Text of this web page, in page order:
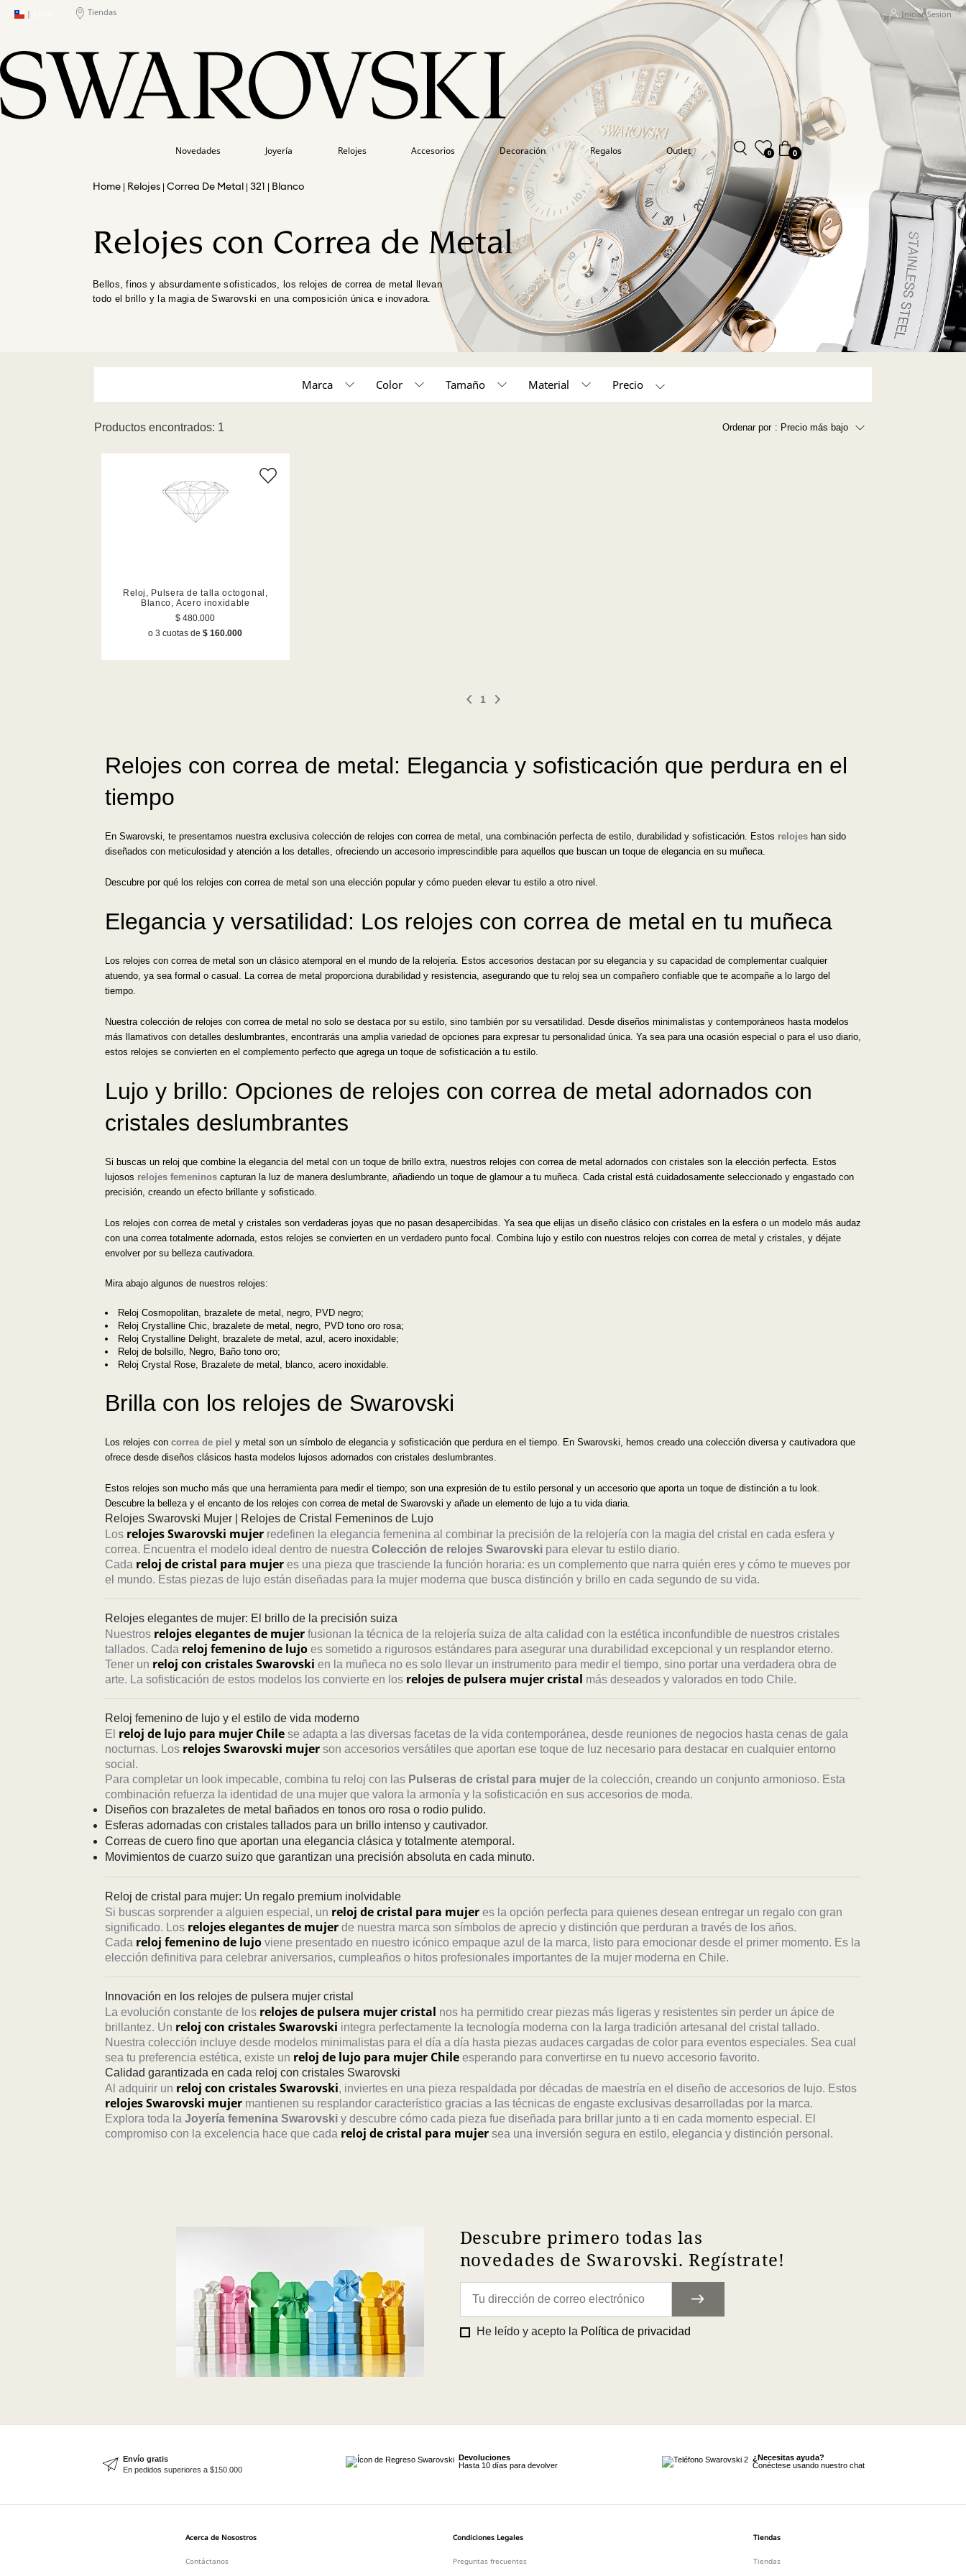
| Tiendas Iniciar Sesión
Novedades Joyería Relojes Accesorios Decoración Regalos Outlet 0 0
Relojes Correa De Metal 321 Blanco
Relojes con Correa de Metal
Bellos, finos y absurdamente sofisticados, los relojes de correa de metal llevan
todo el brillo y la magia de Swarovski en una composición única e inovadora.
Marca
Swarovski (1)
Color Tamaño Material
450,000 - 550,000 (1)
Productos encontrados: 1 Ordenar por : Precio más bajo
Reloj, Pulsera de talla octogonal,
Blanco, Acero inoxidable
$ 480.000
o 3 cuotas de$ 160.000
1
Relojes con correa de metal: Elegancia y sofisticación que perdura en el
tiempo
En Swarovski, te presentamos nuestra exclusiva colección de relojes con correa de metal, una combinación perfecta de estilo, durabilidad y sofisticación. Estos relojeshan sido
diseñados con meticulosidad y atención a los detalles, ofreciendo un accesorio imprescindible para aquellos que buscan un toque de elegancia en su muñeca.
Descubre por qué los relojes con correa de metal son una elección popular y cómo pueden elevar tu estilo a otro nivel.
Elegancia y versatilidad: Los relojes con correa de metal en tu muñeca
Los relojes con correa de metal son un clásico atemporal en el mundo de la relojería. Estos accesorios destacan por su elegancia y su capacidad de complementar cualquier
atuendo, ya sea formal o casual. La correa de metal proporciona durabilidad y resistencia, asegurando que tu reloj sea un compañero confiable que te acompañe a lo largo del
tiempo.
Nuestra colección de relojes con correa de metal no solo se destaca por su estilo, sino también por su versatilidad. Desde diseños minimalistas y contemporáneos hasta modelos
más llamativos con detalles deslumbrantes, encontrarás una amplia variedad de opciones para expresar tu personalidad única. Ya sea para una ocasión especial o para el uso diario,
estos relojes se convierten en el complemento perfecto que agrega un toque de sofisticación a tu estilo.
Lujo y brillo: Opciones de relojes con correa de metal adornados con
cristales deslumbrantes
Si buscas un reloj que combine la elegancia del metal con un toque de brillo extra, nuestros relojes con correa de metal adornados con cristales son la elección perfecta. Estos
lujosos relojes femeninoscapturan la luz de manera deslumbrante, añadiendo un toque de glamour a tu muñeca. Cada cristal está cuidadosamente seleccionado y engastado con
precisión, creando un efecto brillante y sofisticado.
Los relojes con correa de metal y cristales son verdaderas joyas que no pasan desapercibidas. Ya sea que elijas un diseño clásico con cristales en la esfera o un modelo más audaz
con una correa totalmente adornada, estos relojes se convierten en un verdadero punto focal. Combina lujo y estilo con nuestros relojes con correa de metal y cristales, y déjate
envolver por su belleza cautivadora.
Mira abajo algunos de nuestros relojes:
Reloj Cosmopolitan, brazalete de metal, negro, PVD negro;
Reloj Crystalline Chic, brazalete de metal, negro, PVD tono oro rosa;
Reloj Crystalline Delight, brazalete de metal, azul, acero inoxidable;
Reloj de bolsillo, Negro, Baño tono oro;
Reloj Crystal Rose, Brazalete de metal, blanco, acero inoxidable.
Brilla con los relojes de Swarovski
Los relojes con correa de piel y metal son un símbolo de elegancia y sofisticación que perdura en el tiempo. En Swarovski, hemos creado una colección diversa y cautivadora que
ofrece desde diseños clásicos hasta modelos lujosos adornados con cristales deslumbrantes.
Estos relojes son mucho más que una herramienta para medir el tiempo; son una expresión de tu estilo personal y un accesorio que aporta un toque de distinción a tu look.
Descubre la belleza y el encanto de los relojes con correa de metal de Swarovski y añade un elemento de lujo a tu vida diaria.
Relojes Swarovski Mujer | Relojes de Cristal Femeninos de Lujo
Los relojes Swarovski mujerredefinen la elegancia femenina al combinar la precisión de la relojería con la magia del cristal en cada esfera y
correa. Encuentra el modelo ideal dentro de nuestra Colección de relojes Swarovskipara elevar tu estilo diario.
Cada reloj de cristal para mujeres una pieza que trasciende la función horaria: es un complemento que narra quién eres y cómo te mueves por
el mundo. Estas piezas de lujo están diseñadas para la mujer moderna que busca distinción y brillo en cada segundo de su vida.
Relojes elegantes de mujer: El brillo de la precisión suiza
Nuestros relojes elegantes de mujerfusionan la técnica de la relojería suiza de alta calidad con la estética inconfundible de nuestros cristales
tallados. Cada reloj femenino de lujoes sometido a rigurosos estándares para asegurar una durabilidad excepcional y un resplandor eterno.
Tener un reloj con cristales Swarovski en la muñeca no es solo llevar un instrumento para medir el tiempo, sino portar una verdadera obra de
arte. La sofisticación de estos modelos los convierte en los relojes de pulsera mujer cristal más deseados y valorados en todo Chile.
Reloj femenino de lujo y el estilo de vida moderno
El reloj de lujo para mujer Chilese adapta a las diversas facetas de la vida contemporánea, desde reuniones de negocios hasta cenas de gala
nocturnas. Los relojes Swarovski mujerson accesorios versátiles que aportan ese toque de luz necesario para destacar en cualquier entorno
social.
Para completar un look impecable, combina tu reloj con las Pulseras de cristal para mujerde la colección, creando un conjunto armonioso. Esta
combinación refuerza la identidad de una mujer que valora la armonía y la sofisticación en sus accesorios de moda.
Diseños con brazaletes de metal bañados en tonos oro rosa o rodio pulido.
Esferas adornadas con cristales tallados para un brillo intenso y cautivador.
Correas de cuero fino que aportan una elegancia clásica y totalmente atemporal.
Movimientos de cuarzo suizo que garantizan una precisión absoluta en cada minuto.
Reloj de cristal para mujer: Un regalo premium inolvidable
Si buscas sorprender a alguien especial, un reloj de cristal para mujeres la opción perfecta para quienes desean entregar un regalo con gran
significado. Los relojes elegantes de mujerde nuestra marca son símbolos de aprecio y distinción que perduran a través de los años.
Cada reloj femenino de lujoviene presentado en nuestro icónico empaque azul de la marca, listo para emocionar desde el primer momento. Es la
elección definitiva para celebrar aniversarios, cumpleaños o hitos profesionales importantes de la mujer moderna en Chile.
Innovación en los relojes de pulsera mujer cristal
La evolución constante de los relojes de pulsera mujer cristal nos ha permitido crear piezas más ligeras y resistentes sin perder un ápice de
brillantez. Un reloj con cristales Swarovski integra perfectamente la tecnología moderna con la larga tradición artesanal del cristal tallado.
Nuestra colección incluye desde modelos minimalistas para el día a día hasta piezas audaces cargadas de color para eventos especiales. Sea cual
sea tu preferencia estética, existe un reloj de lujo para mujer Chileesperando para convertirse en tu nuevo accesorio favorito.
Calidad garantizada en cada reloj con cristales Swarovski
Al adquirir un reloj con cristales Swarovski, inviertes en una pieza respaldada por décadas de maestría en el diseño de accesorios de lujo. Estos
relojes Swarovski mujermantienen su resplandor característico gracias a las técnicas de engaste exclusivas desarrolladas por la marca.
Explora toda la Joyería femenina Swarovskiy descubre cómo cada pieza fue diseñada para brillar junto a ti en cada momento especial. El
compromiso con la excelencia hace que cada reloj de cristal para mujersea una inversión segura en estilo, elegancia y distinción personal.
Descubre primero todas las
novedades de Swarovski. Regístrate!
He leído y acepto la Política de privacidad
Envío gratis
En pedidos superiores a $150.000
Devoluciones
Hasta 10 días para devolver
¿Necesitas ayuda?
Conéctese usando nuestro chat
Acerca de Nosostros
Contáctanos
Condiciones Legales
Preguntas frecuentes
Tiendas
Tiendas